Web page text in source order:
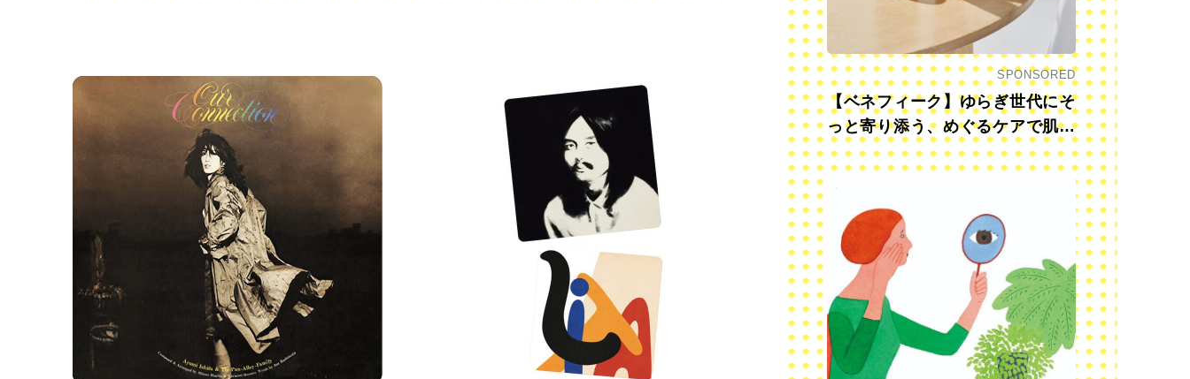
SPONSORED
【ベネフィーク】ゆらぎ世代にそ
っと寄り添う、めぐるケアで肌も
心も前向きに